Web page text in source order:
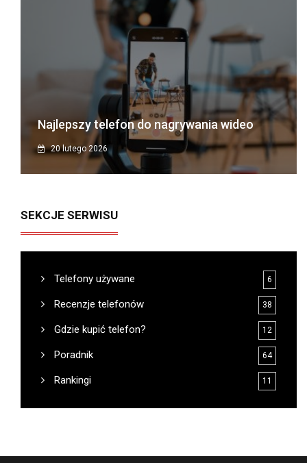
Najlepszy telefon do nagrywania wideo
20 lutego 2026
SEKCJE SERWISU
Telefony używane 6
Recenzje telefonów 38
Gdzie kupić telefon? 12
Poradnik 64
Rankingi 11